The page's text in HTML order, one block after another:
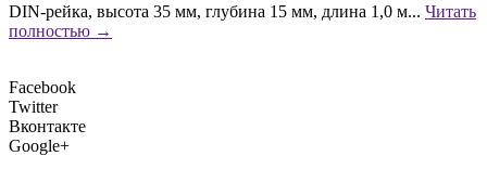
DIN-рейка, высота 35 мм, глубина 15 мм, длина 1,0 м... Читать
полностью →
Facebook
Twitter
Вконтакте
Google+